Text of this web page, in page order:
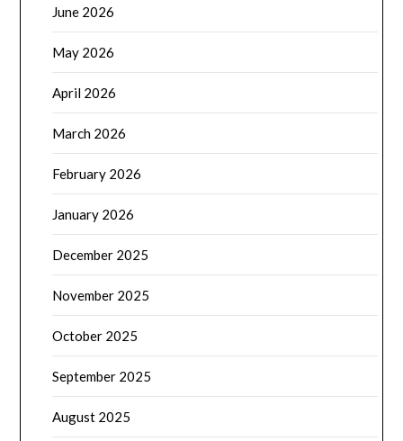
June 2026
May 2026
April 2026
March 2026
February 2026
January 2026
December 2025
November 2025
October 2025
September 2025
August 2025